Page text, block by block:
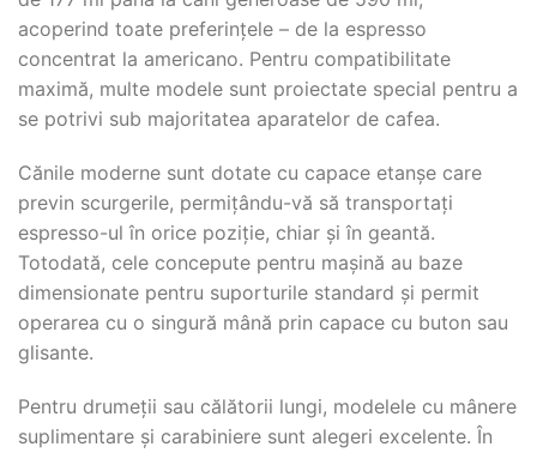
acoperind toate preferințele – de la espresso
concentrat la americano. Pentru compatibilitate
maximă, multe modele sunt proiectate special pentru a
se potrivi sub majoritatea aparatelor de cafea.
Cănile moderne sunt dotate cu capace etanșe care
previn scurgerile, permițându-vă să transportați
espresso-ul în orice poziție, chiar și în geantă.
Totodată, cele concepute pentru mașină au baze
dimensionate pentru suporturile standard și permit
operarea cu o singură mână prin capace cu buton sau
glisante.
Pentru drumeții sau călătorii lungi, modelele cu mânere
suplimentare și carabiniere sunt alegeri excelente. În